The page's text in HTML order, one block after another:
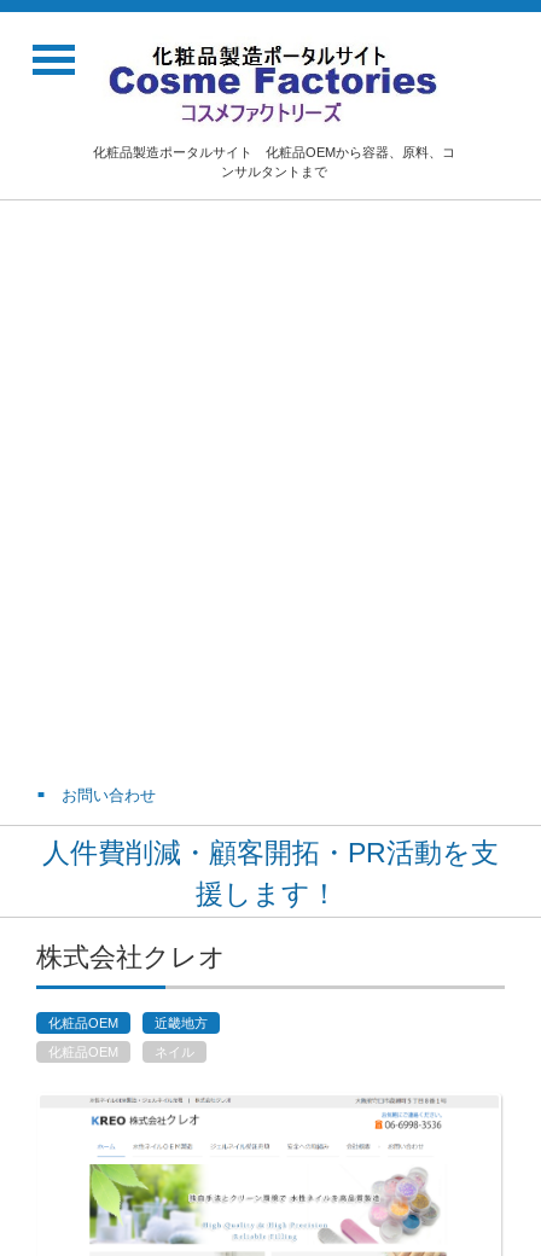
化粧品製造ポータルサイト 化粧品OEMから容器、原料、コ
ンサルタントまで
お問い合わせ
人件費削減・顧客開拓・PR活動を支
援します！
株式会社クレオ
化粧品OEM
近畿地方
化粧品OEM
ネイル